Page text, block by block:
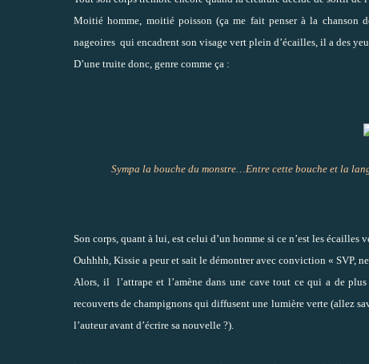
Moitié homme, moitié poisson (ça me fait penser à la chanson
nageoires qui encadrent son visage vert plein d’écailles, il a des
D’une truite donc, genre comme ça :
Sympa la bouche du monstre…Entre cette bouche et la
Son corps, quant à lui, est celui d’un homme si ce n’est les écailles
Ouhhhh, Kissie a peur et sait le démontrer avec conviction « SVP,
Alors, il
l’attrape et l’amène dans une cave tout ce qui a de
recouverts de champignons qui diffusent une lumière verte (allez
l’auteur avant d’écrire sa nouvelle ?).